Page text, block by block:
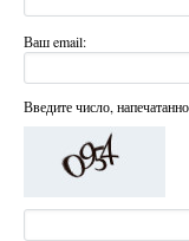
Ваш email:
Введите число,